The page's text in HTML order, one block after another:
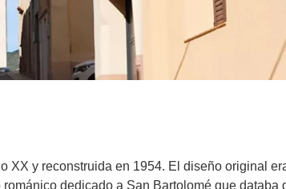
y reconstruida en 1954. El diseño original
dedicado a San Bartolomé que databa